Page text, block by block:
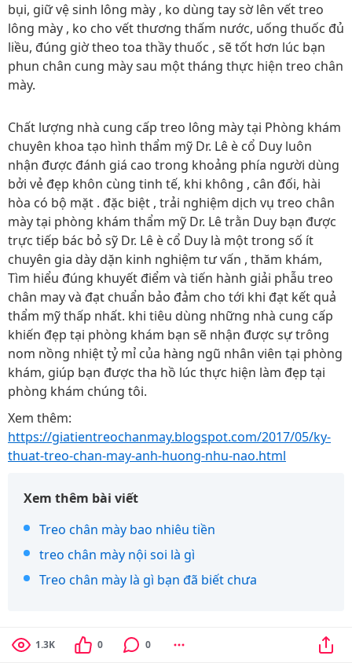
bụi, giữ vệ sinh lông mày , ko dùng tay sờ lên vết treo
lông mày , ko cho vết thương thấm nước, uống thuốc đủ
liều, đúng giờ theo toa thầy thuốc , sẽ tốt hơn lúc bạn
phun chân cung mày sau một tháng thực hiện treo chân
mày.
Chất lượng nhà cung cấp treo lông mày tại Phòng khám
chuyên khoa tạo hình thẩm mỹ Dr. Lê è cổ Duy luôn
nhận được đánh giá cao trong khoảng phía người dùng
bởi vẻ đẹp khôn cùng tinh tế, khi không , cân đối, hài
hòa có bộ mặt . đặc biệt , trải nghiệm dịch vụ treo chân
mày tại phòng khám thẩm mỹ Dr. Lê trằn Duy bạn được
trực tiếp bác bỏ sỹ Dr. Lê è cổ Duy là một trong số ít
chuyên gia dày dặn kinh nghiệm tư vấn , thăm khám,
Tìm hiểu đúng khuyết điểm và tiến hành giải phẫu treo
chân may và đạt chuẩn bảo đảm cho tới khi đạt kết quả
thẩm mỹ thấp nhất. khi tiêu dùng những nhà cung cấp
khiến đẹp tại phòng khám bạn sẽ nhận được sự trông
nom nồng nhiệt tỷ mỉ của hàng ngũ nhân viên tại phòng
khám, giúp bạn được tha hồ lúc thực hiện làm đẹp tại
phòng khám chúng tôi.
Xem thêm:
https://giatientreochanmay.blogspot.com/2017/05/ky-
thuat-treo-chan-may-anh-huong-nhu-nao.html
Xem thêm bài viết
Treo chân mày bao nhiêu tiền
treo chân mày nội soi là gì
Treo chân mày là gì bạn đã biết chưa
1.3K 0 0